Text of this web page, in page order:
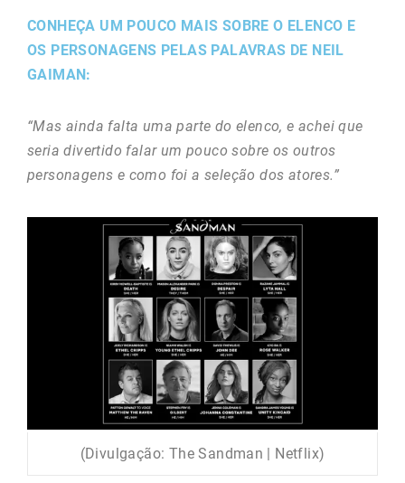
CONHEÇA UM POUCO MAIS SOBRE O ELENCO E
OS PERSONAGENS PELAS PALAVRAS DE NEIL
GAIMAN:
“Mas ainda falta uma parte do elenco, e achei que
seria divertido falar um pouco sobre os outros
personagens e como foi a seleção dos atores.”
(Divulgação: The Sandman | Netflix)